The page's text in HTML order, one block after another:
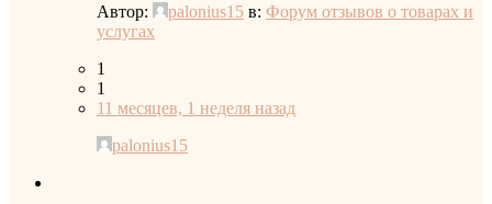
Автор:
palonius15 в: Форум отзывов о товарах и
услугах
1
1
11 месяцев, 1 неделя назад
palonius15